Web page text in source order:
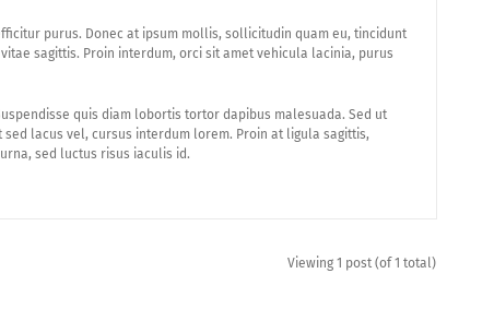
purus. Donec at ipsum mollis, sollicitudin quam eu, tincidunt
sagittis. Proin interdum, orci sit amet vehicula lacinia, purus
quis diam lobortis tortor dapibus malesuada. Sed ut
lacus vel, cursus interdum lorem. Proin at ligula sagittis,
sed luctus risus iaculis id.
Viewing 1 post (of 1 total)